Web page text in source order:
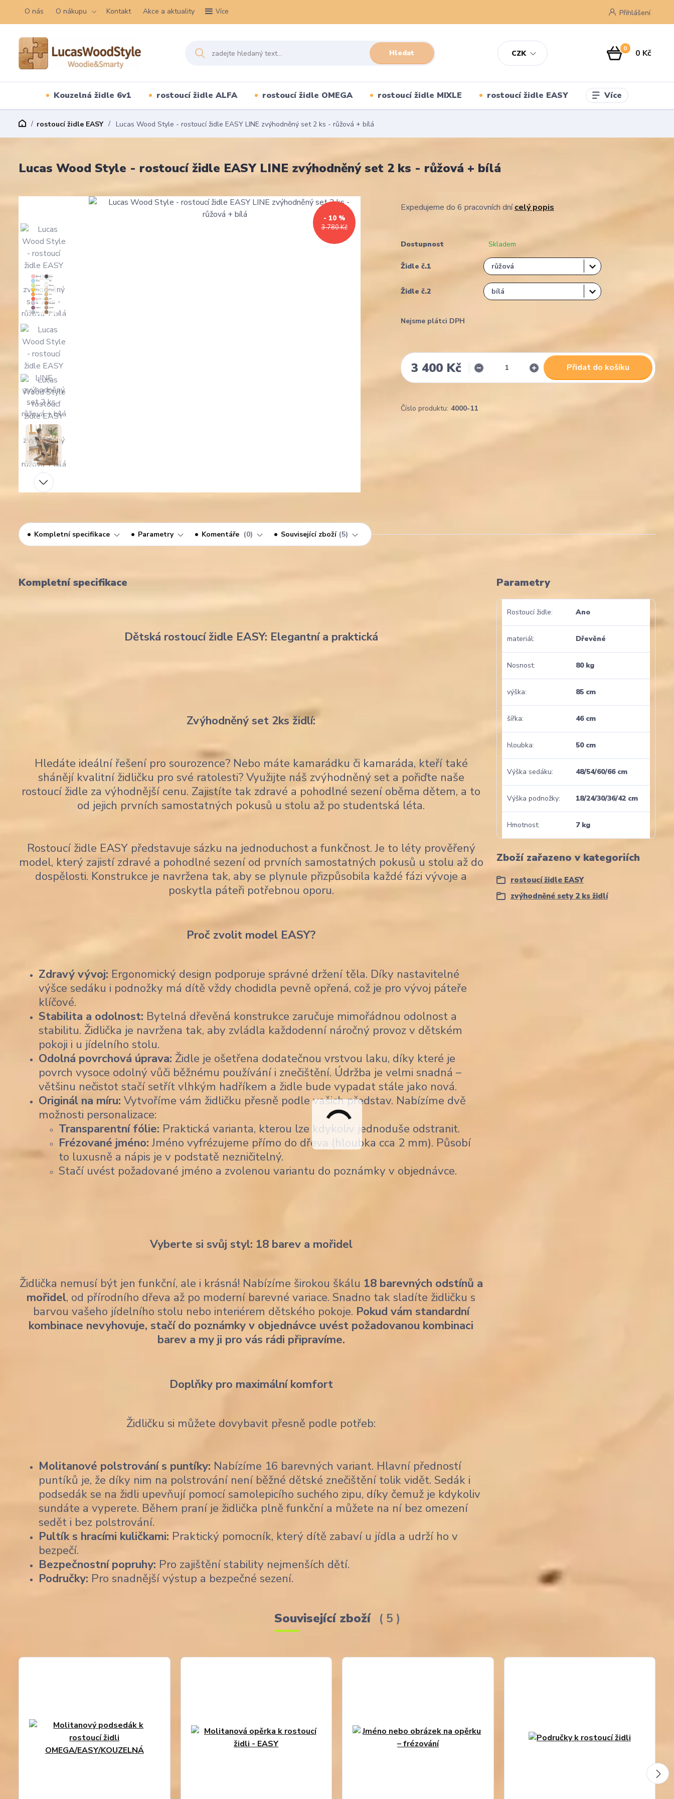
O nás O nákupu Kontakt Akce a aktuality Více
CZK
Přihlášení
Hledat 0 0 Kč
Kouzelná židle 6v1 rostoucí židle ALFA rostoucí židle OMEGA rostoucí židle MIXLE rostoucí židle EASY Více
rostoucí židle EASY Lucas Wood Style - rostoucí židle EASY LINE zvýhodněný set 2 ks - růžová + bílá
Lucas Wood Style - rostoucí židle EASY LINE zvýhodněný set 2 ks - růžová + bílá
3 780 Kč
- 10 %
Expedujeme do 6 pracovních dnícelý popis
Dostupnost Skladem
Židle č.1
Židle č.2
Nejsme plátci DPH
3 400 Kč Přidat do košíku
Číslo produktu: 4000-11
Kompletní specifikace Parametry Komentáře 0 Související zboží 5
Kompletní specifikace
Dětská rostoucí židle EASY: Elegantní a praktická
Zvýhodněný set 2ks židlí:
Hledáte ideální řešení pro sourozence? Nebo máte kamarádku či kamaráda, kteří také
shánějí kvalitní židličku pro své ratolesti? Využijte náš zvýhodněný set a pořiďte naše
rostoucí židle za výhodnější cenu. Zajistíte tak zdravé a pohodlné sezení oběma dětem, a to
od jejich prvních samostatných pokusů u stolu až po studentská léta.
Rostoucí židle EASY představuje sázku na jednoduchost a funkčnost. Je to léty prověřený
model, který zajistí zdravé a pohodlné sezení od prvních samostatných pokusů u stolu až do
dospělosti. Konstrukce je navržena tak, aby se plynule přizpůsobila každé fázi vývoje a
poskytla páteři potřebnou oporu.
Proč zvolit model EASY?
Zdravý vývoj: Ergonomický design podporuje správné držení těla. Díky nastavitelné
výšce sedáku i podnožky má dítě vždy chodidla pevně opřená, což je pro vývoj páteře
klíčové.
Stabilita a odolnost: Bytelná dřevěná konstrukce zaručuje mimořádnou odolnost a
stabilitu. Židlička je navržena tak, aby zvládla každodenní náročný provoz v dětském
pokoji i u jídelního stolu.
Odolná povrchová úprava: Židle je ošetřena dodatečnou vrstvou laku, díky které je
povrch vysoce odolný vůči běžnému používání i znečištění. Údržba je velmi snadná –
většinu nečistot stačí setřít vlhkým hadříkem a židle bude vypadat stále jako nová.
Originál na míru: Vytvoříme vám židličku přesně podle vašich představ. Nabízíme dvě
možnosti personalizace:
Transparentní fólie: Praktická varianta, kterou lze kdykoliv jednoduše odstranit.
Frézované jméno:Jméno vyfrézujeme přímo do dřeva (hloubka cca 2 mm). Působí
to luxusně a nápis je v podstatě nezničitelný.
Stačí uvést požadované jméno a zvolenou variantu do poznámky v objednávce.
Vyberte si svůj styl: 18 barev a mořidel
Židlička nemusí být jen funkční, ale i krásná! Nabízíme širokou škálu 18 barevných odstínů a
mořidel, od přírodního dřeva až po moderní barevné variace. Snadno tak sladíte židličku s
barvou vašeho jídelního stolu nebo interiérem dětského pokoje. Pokud vám standardní
kombinace nevyhovuje, stačí do poznámky v objednávce uvést požadovanou kombinaci
barev a my ji pro vás rádi připravíme.
Doplňky pro maximální komfort
Židličku si můžete dovybavit přesně podle potřeb:
Molitanové polstrování s puntíky: Nabízíme 16 barevných variant. Hlavní předností
puntíků je, že díky nim na polstrování není běžné dětské znečištění tolik vidět. Sedák i
podsedák se na židli upevňují pomocí samolepicího suchého zipu, díky čemuž je kdykoliv
sundáte a vyperete. Během praní je židlička plně funkční a můžete na ní bez omezení
sedět i bez polstrování.
Pultík s hracími kuličkami: Praktický pomocník, který dítě zabaví u jídla a udrží ho v
bezpečí.
Bezpečnostní popruhy: Pro zajištění stability nejmenších dětí.
Područky: Pro snadnější výstup a bezpečné sezení.
Parametry
Rostoucí židle Ano
materiál Dřevěné
Nosnost 80 kg
výška 85 cm
šířka 46 cm
hloubka 50 cm
Výška sedáku 48/54/60/66 cm
Výška podnožky 18/24/30/36/42 cm
Hmotnost 7 kg
Zboží zařazeno v kategoriích
rostoucí židle EASY
zvýhodněné sety 2 ks židlí
Související zboží 5